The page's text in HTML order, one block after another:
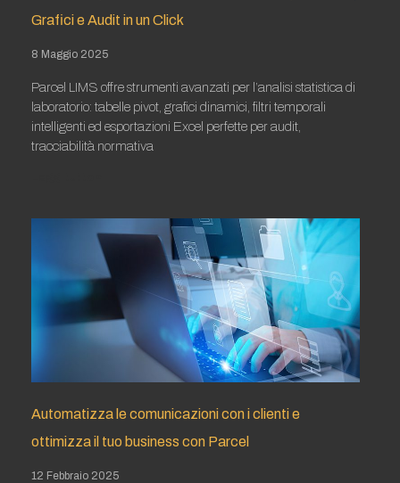
Grafici e Audit in un Click
8 Maggio 2025
Parcel LIMS offre strumenti avanzati per l’analisi statistica di
laboratorio: tabelle pivot, grafici dinamici, filtri temporali
intelligenti ed esportazioni Excel perfette per audit,
tracciabilità normativa
Automatizza le comunicazioni con i clienti e
ottimizza il tuo business con Parcel
12 Febbraio 2025